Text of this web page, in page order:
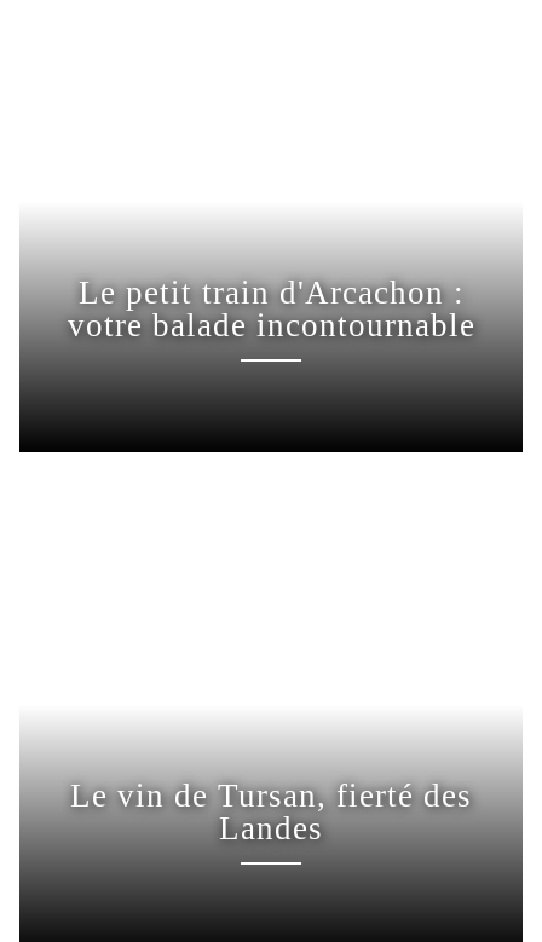
Le petit train d'Arcachon :
votre balade incontournable
Le vin de Tursan, fierté des
Landes